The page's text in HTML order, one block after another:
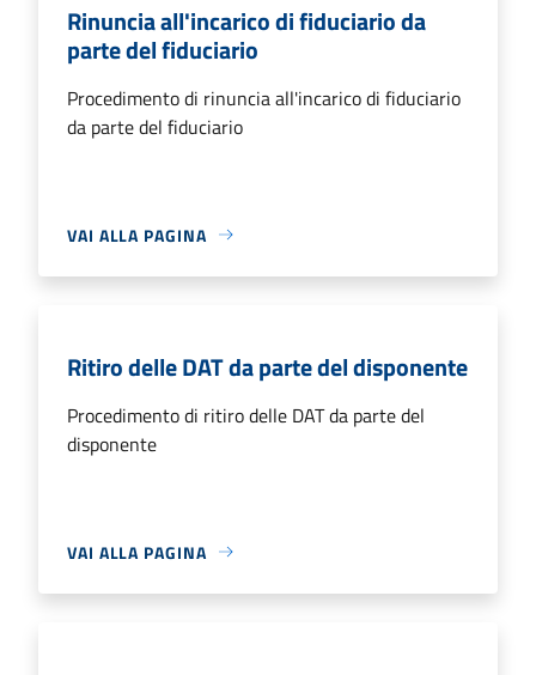
Rinuncia all'incarico di fiduciario da
parte del fiduciario
Procedimento di rinuncia all'incarico di fiduciario
da parte del fiduciario
VAI ALLA PAGINA
Ritiro delle DAT da parte del disponente
Procedimento di ritiro delle DAT da parte del
disponente
VAI ALLA PAGINA